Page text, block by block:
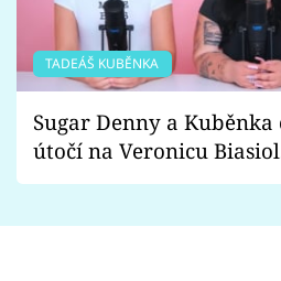
TADEÁŠ KUBĚNKA
Sugar Denny a Kuběnka
útočí na Veronicu
Proč je podle nich